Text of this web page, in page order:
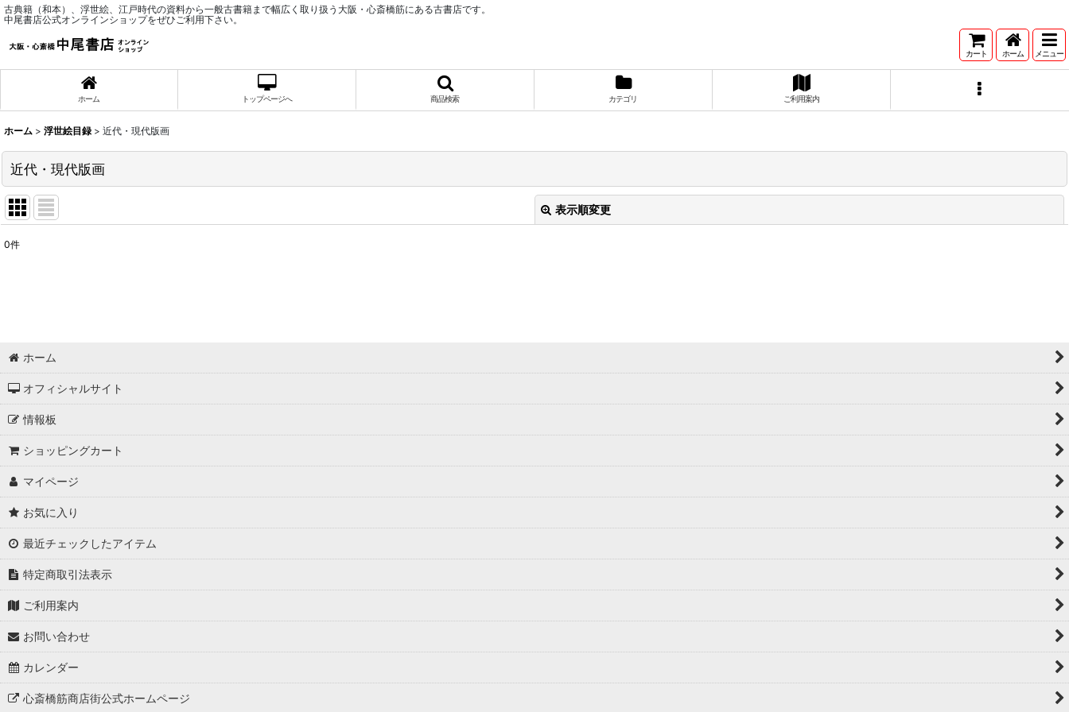
古典籍（和本）、浮世絵、江戸時代の資料から一般古書籍まで幅広く取り扱う大阪・心斎橋筋にある古書店です。
中尾書店公式オンラインショップをぜひご利用下さい。
カート ホーム メニュー
ホーム トップページへ 商品検索 カテゴリ ご利用案内
ホーム > 浮世絵目録 > 近代・現代版画
近代・現代版画
表示順変更
0件
ホーム
オフィシャルサイト
情報板
ショッピングカート
マイページ
お気に入り
最近チェックしたアイテム
特定商取引法表示
ご利用案内
お問い合わせ
カレンダー
心斎橋筋商店街公式ホームページ